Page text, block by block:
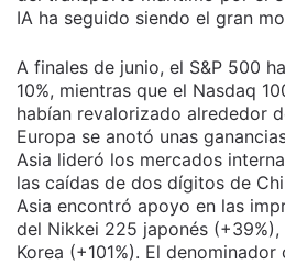
IA ha seguido siendo el gran
A finales de junio, el S&P 500
10%, mientras que el Nasdaq
habían revalorizado alrededor
Europa se anotó unas
Asia lideró los mercados
las caídas de dos dígitos de
Asia encontró apoyo en las
del Nikkei 225 japonés
Korea (+101%). El